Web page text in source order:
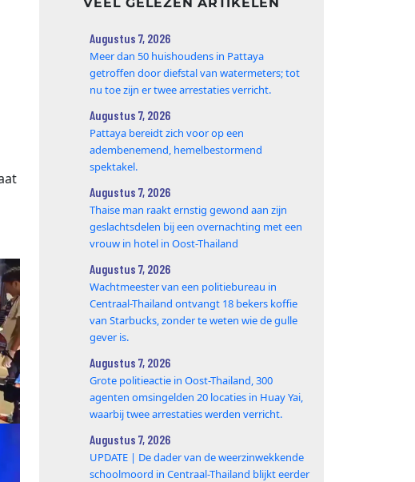
Augustus 7, 2026
Meer dan 50 huishoudens in Pattaya
getroffen door diefstal van watermeters; tot
nu toe zijn er twee arrestaties verricht.
Augustus 7, 2026
Pattaya bereidt zich voor op een
adembenemend, hemelbestormend
spektakel.
Augustus 7, 2026
Thaise man raakt ernstig gewond aan zijn
geslachtsdelen bij een overnachting met een
vrouw in hotel in Oost-Thailand
Augustus 7, 2026
Wachtmeester van een politiebureau in
Centraal-Thailand ontvangt 18 bekers koffie
van Starbucks, zonder te weten wie de gulle
gever is.
Augustus 7, 2026
Grote politieactie in Oost-Thailand, 300
agenten omsingelden 20 locaties in Huay Yai,
waarbij twee arrestaties werden verricht.
Augustus 7, 2026
UPDATE | De dader van de weerzinwekkende
schoolmoord in Centraal-Thailand blijkt eerder